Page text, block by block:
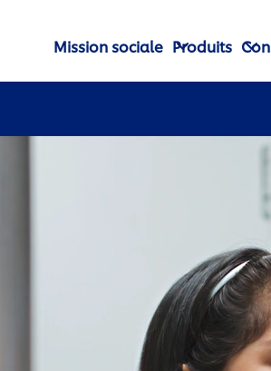
Mission sociale Produits